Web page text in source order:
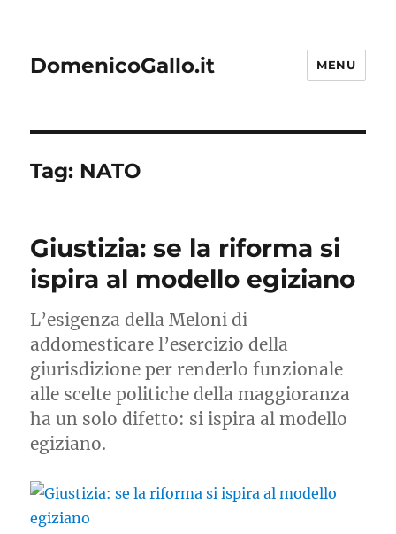
DomenicoGallo.it MENU
Tag: NATO
Giustizia: se la riforma si
ispira al modello egiziano
L’esigenza della Meloni di
addomesticare l’esercizio della
giurisdizione per renderlo funzionale
alle scelte politiche della maggioranza
ha un solo difetto: si ispira al modello
egiziano.